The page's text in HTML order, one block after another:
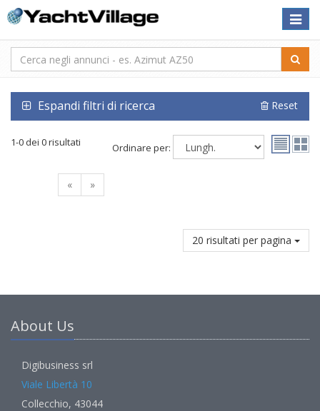
Toggle
Espandi filtri di ricerca Reset
1-0 dei 0 risultati Ordinare per:
« »
20 risultati per pagina
About Us
Digibusiness srl
Viale Libertà 10
Collecchio, 43044